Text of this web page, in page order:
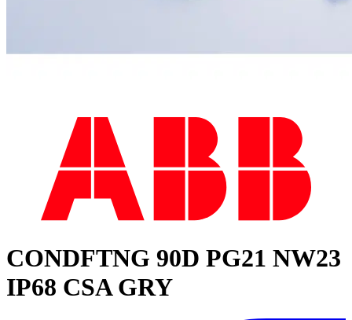
CONDFTNG 90D PG21 NW23
IP68 CSA GRY